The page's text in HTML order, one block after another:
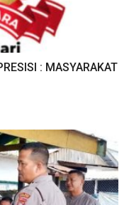
: MASYARAKAT